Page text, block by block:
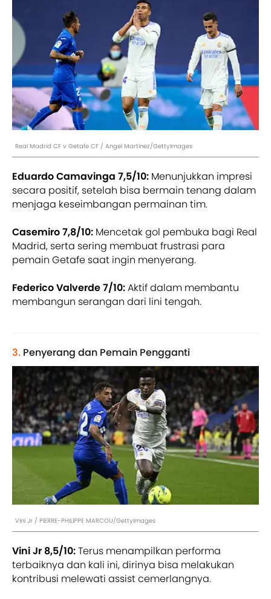
Real Madrid CF v Getafe CF / Angel Martinez/GettyImages
Eduardo Camavinga 7,5/10: Menunjukkan impresi
secara positif, setelah bisa bermain tenang dalam
menjaga keseimbangan permainan tim.
Casemiro 7,8/10: Mencetak gol pembuka bagi Real
Madrid, serta sering membuat frustrasi para
pemain Getafe saat ingin menyerang.
Federico Valverde 7/10:Aktif dalam membantu
membangun serangan dari lini tengah.
3. Penyerang dan Pemain Pengganti
Vini Jr / PIERRE-PHILIPPE MARCOU/GettyImages
Vini Jr 8,5/10:Terus menampilkan performa
terbaiknya dan kali ini, dirinya bisa melakukan
kontribusi melewati assist cemerlangnya.